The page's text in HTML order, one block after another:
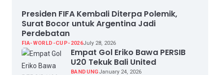
Presiden FIFA Kembali Diterpa Polemik,
Surat Bocor untuk Argentina Jadi
Perdebatan
FIA-WORLD-CUP-2026July 28, 2026
Empat Gol Eriko Bawa PERSIB
U20 Tekuk Bali United
BANDUNGJanuary 24, 2026